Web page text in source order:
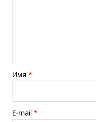
Имя *
E-mail *